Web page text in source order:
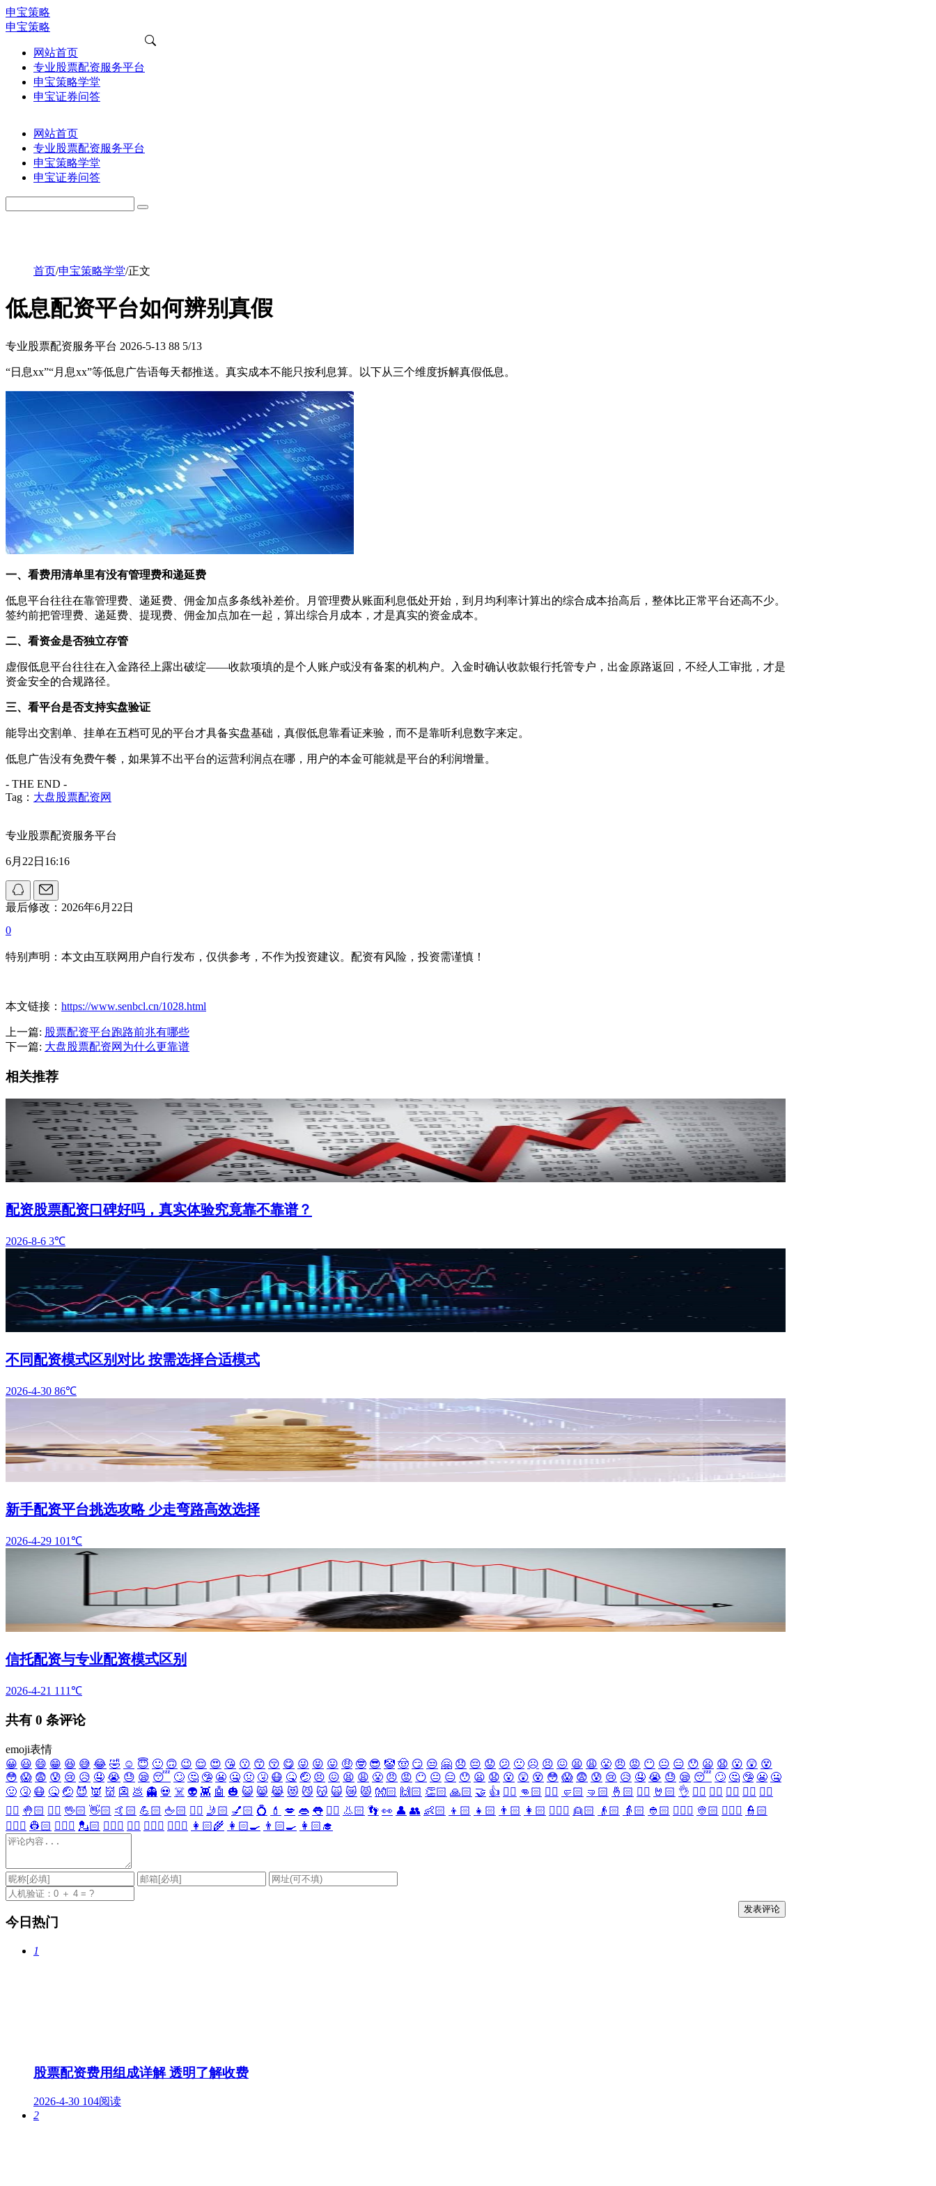
申宝策略
申宝策略
网站首页
专业股票配资服务平台
申宝策略学堂
申宝证券问答
网站首页
专业股票配资服务平台
申宝策略学堂
申宝证券问答
首页/申宝策略学堂/正文
低息配资平台如何辨别真假
专业股票配资服务平台 2026-5-13 88 5/13
“日息xx”“月息xx”等低息广告语每天都推送。真实成本不能只按利息算。以下从三个维度拆解真假低息。
一、看费用清单里有没有管理费和递延费
低息平台往往在靠管理费、递延费、佣金加点多条线补差价。月管理费从账面利息低处开始，到月均利率计算出的综合成本抬高后，整体比正常平台还高不少。
签约前把管理费、递延费、提现费、佣金加点加在一起，算出综合月成本，才是真实的资金成本。
二、看资金是否独立存管
虚假低息平台往往在入金路径上露出破绽——收款项填的是个人账户或没有备案的机构户。入金时确认收款银行托管专户，出金原路返回，不经人工审批，才是
资金安全的合规路径。
三、看平台是否支持实盘验证
能导出交割单、挂单在五档可见的平台才具备实盘基础，真假低息靠看证来验，而不是靠听利息数字来定。
低息广告没有免费午餐，如果算不出平台的运营利润点在哪，用户的本金可能就是平台的利润增量。
- THE END -
Tag： 大盘股票配资网
专业股票配资服务平台
6月22日16:16
最后修改：2026年6月22日
0
特别声明：本文由互联网用户自行发布，仅供参考，不作为投资建议。配资有风险，投资需谨慎！
本文链接： https://www.senbcl.cn/1028.html
上一篇: 股票配资平台跑路前兆有哪些
下一篇: 大盘股票配资网为什么更靠谱
相关推荐
配资股票配资口碑好吗，真实体验究竟靠不靠谱？
2026-8-6 3℃
不同配资模式区别对比 按需选择合适模式
2026-4-30 86℃
新手配资平台挑选攻略 少走弯路高效选择
2026-4-29 101℃
信托配资与专业配资模式区别
2026-4-21 111℃
共有 0 条评论
emoji表情
😀 😃 😄 😁 😆 😅 😂 🤣 ☺️ 😇 🙂 🙃 😉 😌 😍 😘 😗 😙 😚 😋 😜 😝 😛 🤑 🤓 😎 🤡 🤠 😏 😒 🤗 😞 😔 😟 😕 🙁 ☹️ 😣 😖 😫 😩 😤 😠 😡 😶 😐 😑 😯 😦 😧 😮 😲 😵
😳 😱 😨 😰 😢 😥 🤤 😭 😓 😪 😴 🙄 🤔 🤥 😬 🤐 🤢 🤧 😷 🤒 🤕 😣 😖 😫 😩 😤 😠 😡 😶 😐 😑 😯 😦 😧 😮 😲 😵 😳 😱 😨 😰 😢 😥 🤤 😭 😓 😪 😴 🙄 🤔 🤥 😬 🤐
🤢 🤧 😷 🤒 🤕 😈 👿 👹 👺 💩 👻 💀 ☠️ 👽 👾 🤖 🎃 😺 😸 😹 😻 😼 😽 🙀 😿 😾 👐🏻 🙌🏻 👏🏻 🙏🏻 🤝 👍 👎🏻 👊🏻 ✊🏻 🤛🏻 🤜🏻 🤞🏻 ✌🏻 🤘🏻 👌 👈🏻 👉🏻 👆🏻 👇🏻 ☝🏻
✋🏻 🤚🏻 🖐🏻 🖖🏻 👋🏻 🤙🏻 💪🏻 🖕🏻 ✍🏻 🤳🏻 💅🏻 💍 💄 💋 👄 👅 👂🏻 👃🏻 👣 👀 👤 👥 👶🏻 👦🏻 👧🏻 👨🏻 👩🏻 👱🏻‍♀️ 👱🏻 👴🏻 👵🏻 👲🏻 👳🏻‍♀️ 👳🏻 👮🏻‍♀️ 👮🏻
👷🏻‍♀️ 👷🏻 💂🏻‍♀️ 💂🏻 🕵🏻‍♀️ 🕵🏻 👩🏻‍⚕️ 👨🏻‍⚕️ 👩🏻‍🌾 👩🏻‍🍳 👨🏻‍🍳 👩🏻‍🎓
今日热门
1
股票配资费用组成详解 透明了解收费
2026-4-30 104阅读
2